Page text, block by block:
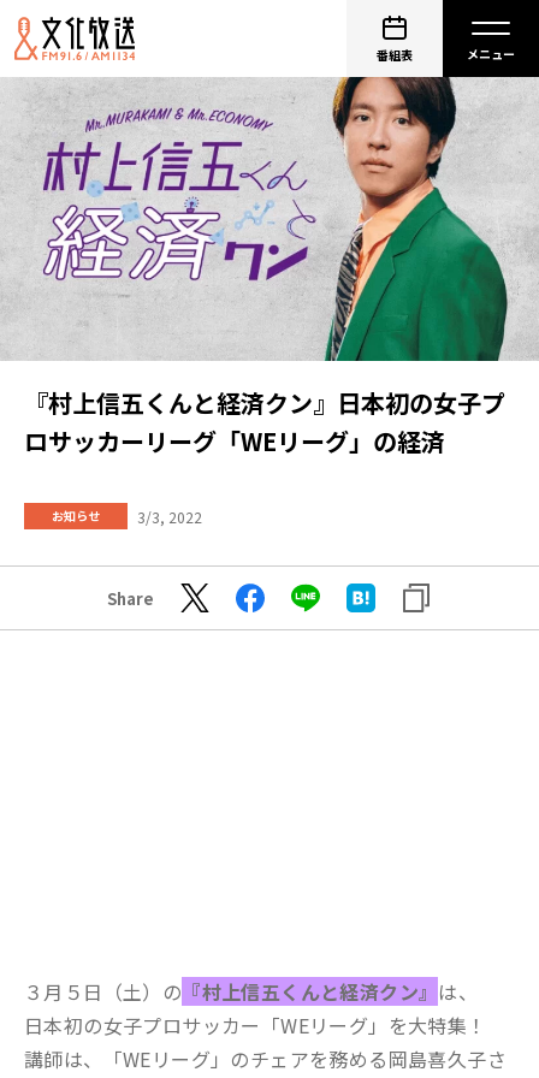
番組表
『村上信五くんと経済クン』日本初の女子プ
ロサッカーリーグ「WEリーグ」の経済
お知らせ 3/3, 2022
Share
３月５日（土）の 『村上信五くんと経済クン』 は、
日本初の女子プロサッカー「WEリーグ」を大特集！
講師は、「WEリーグ」のチェアを務める岡島喜久子さ